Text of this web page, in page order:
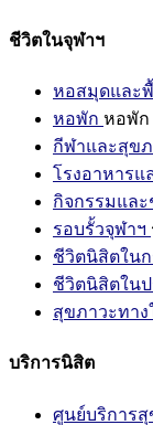
ชีวิตในจุฬาฯ
หอสมุดและ
หอพัก หอพัก
กีฬาและสุข
โรงอาหารแ
กิจกรรมแล
รอบรั้วจุฬาฯ
ชีวิตนิสิตในก
ชีวิตนิสิตในป
สุขภาวะทาง
บริการนิสิต
ศูนย์บริการ